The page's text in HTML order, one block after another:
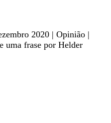
2020 | Opinião |
uma frase por Helder